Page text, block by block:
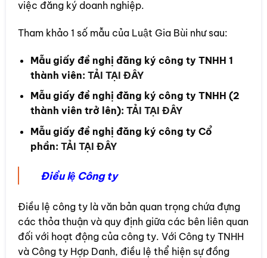
việc đăng ký doanh nghiệp.
Tham khảo 1 số mẫu của Luật Gia Bùi như sau:
Mẫu giấy đề nghị đăng ký công ty TNHH 1
thành viên: TẢI TẠI ĐÂY
Mẫu giấy đề nghị đăng ký công ty TNHH (2
thành viên trở lên): TẢI TẠI ĐÂY
Mẫu giấy đề nghị đăng ký công ty Cổ
phần: TẢI TẠI ĐÂY
Điều lệ Công ty
Điều lệ công ty là văn bản quan trọng chứa đựng
các thỏa thuận và quy định giữa các bên liên quan
đối với hoạt động của công ty. Với Công ty TNHH
và Công ty Hợp Danh, điều lệ thể hiện sự đồng